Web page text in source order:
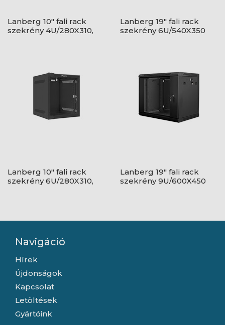
Lanberg 10" fali rack
szekrény 4U/280X310,
Lanberg 19" fali rack
szekrény 6U/540X350
Lanberg 10" fali rack
szekrény 6U/280X310,
Lanberg 19" fali rack
szekrény 9U/600X450
Navigáció
Hírek
Újdonságok
Kapcsolat
Letöltések
Gyártóink